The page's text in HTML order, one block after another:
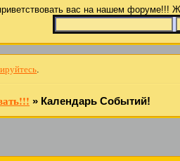
вас на нашем
» Календарь Событий!